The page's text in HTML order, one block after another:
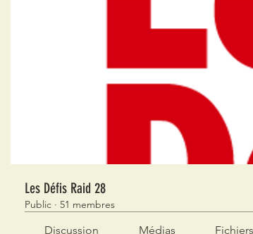
Les Défis Raid 28
Public · 51 membres
Discussion Médias Fichiers